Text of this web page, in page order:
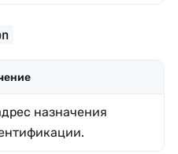
назначения